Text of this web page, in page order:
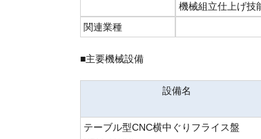
機械組立仕上げ技
関連業種
■主要機械設備
設備名
テーブル型CNC横中ぐりフライス盤